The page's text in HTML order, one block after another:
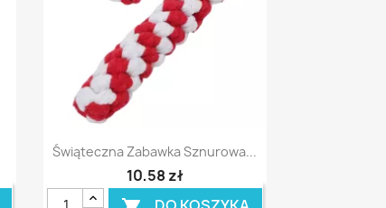
Szybki podgląd
Świąteczna Zabawka Sznurowa...
10,58 zł